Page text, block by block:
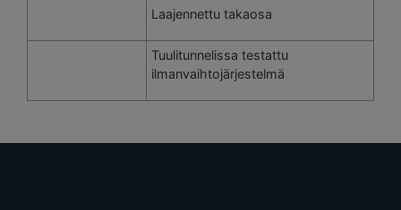
Laajennettu takaosa
Tuulitunnelissa testattu
ilmanvaihtojärjestelmä